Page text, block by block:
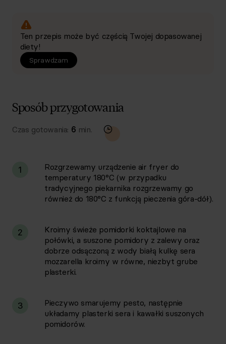
Ten przepis może być częścią Twojej dopasowanej
diety!
Sprawdzam
Sposób przygotowania
Czas gotowania: 6 min.
1
Rozgrzewamy urządzenie air fryer do
temperatury 180°C (w przypadku
tradycyjnego piekarnika rozgrzewamy go
również do 180°C z funkcją pieczenia góra-dół).
2
Kroimy świeże pomidorki koktajlowe na
połówki, a suszone pomidory z zalewy oraz
dobrze odsączoną z wody białą kulkę sera
mozzarella kroimy w równe, niezbyt grube
plasterki.
3
Pieczywo smarujemy pesto, następnie
układamy plasterki sera i kawałki suszonych
pomidorów.